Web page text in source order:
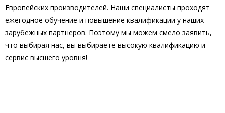
Европейских производителей. Наши специалисты проходят
ежегодное обучение и повышение квалификации у наших
зарубежных партнеров. Поэтому мы можем смело заявить,
что выбирая нас, вы выбираете высокую квалификацию и
сервис высшего уровня!